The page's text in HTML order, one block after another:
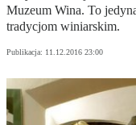
Muzeum Wina. To
tradycjom winiarskim.
Publikacja: 11.12.2016 23:00